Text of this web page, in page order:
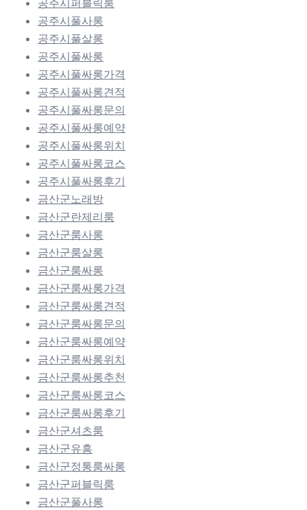
공주시퍼블릭룸
공주시풀사롱
공주시풀살롱
공주시풀싸롱
공주시풀싸롱가격
공주시풀싸롱견적
공주시풀싸롱문의
공주시풀싸롱예약
공주시풀싸롱위치
공주시풀싸롱코스
공주시풀싸롱후기
금산군노래방
금산군란제리룸
금산군룸사롱
금산군룸살롱
금산군룸싸롱
금산군룸싸롱가격
금산군룸싸롱견적
금산군룸싸롱문의
금산군룸싸롱예약
금산군룸싸롱위치
금산군룸싸롱추천
금산군룸싸롱코스
금산군룸싸롱후기
금산군셔츠룸
금산군유흥
금산군정통룸싸롱
금산군퍼블릭룸
금산군풀사롱